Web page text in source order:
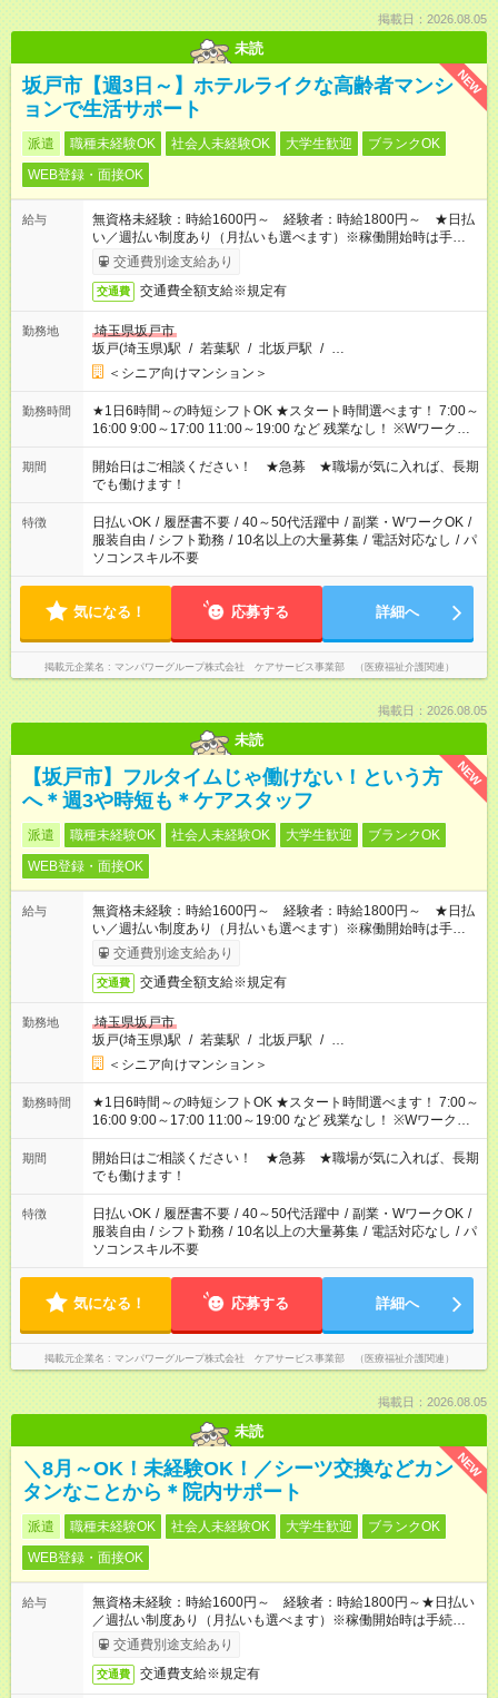
掲載日：2026.08.05
未読
NEW
坂戸市【週3日～】ホテルライクな高齢者マンシ
ョンで生活サポート
派遣 職種未経験OK 社会人未経験OK 大学生歓迎
ブランクOK
WEB登録・面接OK
給与
無資格未経験：時給1600円～ 経験者：時給1800円～ ★日払
い／週払い制度あり（月払いも選べます）※稼働開始時は手続き
完了次第のお支払いとなります。
交通費別途支給あり
交通費 交通費全額支給※規定有
勤務地
埼玉県坂戸市
坂戸(埼玉県)駅 / 若葉駅 / 北坂戸駅 / …
＜シニア向けマンション＞
勤務時間
★1日6時間～の時短シフトOK ★スタート時間選べます！ 7:00～
16:00 9:00～17:00 11:00～19:00 など 残業なし！ ※Wワークの
場合、他のお仕事と合わせ週40時間超の就業はご案内できませ
ん ※法令に基づき、週20時間以上勤務は社会保険への加入対象
となります ※労働者派遣法（日雇い派遣の原則禁止）により、
短時間・短期間の就業はご案内が難しい場合があります
期間
開始日はご相談ください！ ★急募 ★職場が気に入れば、長期
でも働けます！
特徴 日払いOK / 履歴書不要 / 40～50代活躍中 / 副業・WワークOK /
服装自由 / シフト勤務 / 10名以上の大量募集 / 電話対応なし / パ
ソコンスキル不要
気になる！ 応募する 詳細へ
掲載元企業名 マンパワーグループ株式会社 ケアサービス事業部 （医療福祉介護関連）
掲載日：2026.08.05
未読
NEW
【坂戸市】フルタイムじゃ働けない！という方
へ＊週3や時短も＊ケアスタッフ
派遣 職種未経験OK 社会人未経験OK 大学生歓迎
ブランクOK
WEB登録・面接OK
給与
無資格未経験：時給1600円～ 経験者：時給1800円～ ★日払
い／週払い制度あり（月払いも選べます）※稼働開始時は手続き
完了次第のお支払いとなります。
交通費別途支給あり
交通費 交通費全額支給※規定有
勤務地
埼玉県坂戸市
坂戸(埼玉県)駅 / 若葉駅 / 北坂戸駅 / …
＜シニア向けマンション＞
勤務時間
★1日6時間～の時短シフトOK ★スタート時間選べます！ 7:00～
16:00 9:00～17:00 11:00～19:00 など 残業なし！ ※Wワークの
場合、他のお仕事と合わせ週40時間超の就業はご案内できませ
ん ※法令に基づき、週20時間以上勤務は社会保険への加入対象
となります ※労働者派遣法（日雇い派遣の原則禁止）により、
短時間・短期間の就業はご案内が難しい場合があります
期間
開始日はご相談ください！ ★急募 ★職場が気に入れば、長期
でも働けます！
特徴 日払いOK / 履歴書不要 / 40～50代活躍中 / 副業・WワークOK /
服装自由 / シフト勤務 / 10名以上の大量募集 / 電話対応なし / パ
ソコンスキル不要
気になる！ 応募する 詳細へ
掲載元企業名 マンパワーグループ株式会社 ケアサービス事業部 （医療福祉介護関連）
掲載日：2026.08.05
未読
NEW
＼8月～OK！未経験OK！／シーツ交換などカン
タンなことから＊院内サポート
派遣 職種未経験OK 社会人未経験OK 大学生歓迎
ブランクOK
WEB登録・面接OK
給与
無資格未経験：時給1600円～ 経験者：時給1800円～★日払い
／週払い制度あり（月払いも選べます）※稼働開始時は手続き完
了次第のお支払いとなります。
交通費別途支給あり
交通費 交通費支給※規定有